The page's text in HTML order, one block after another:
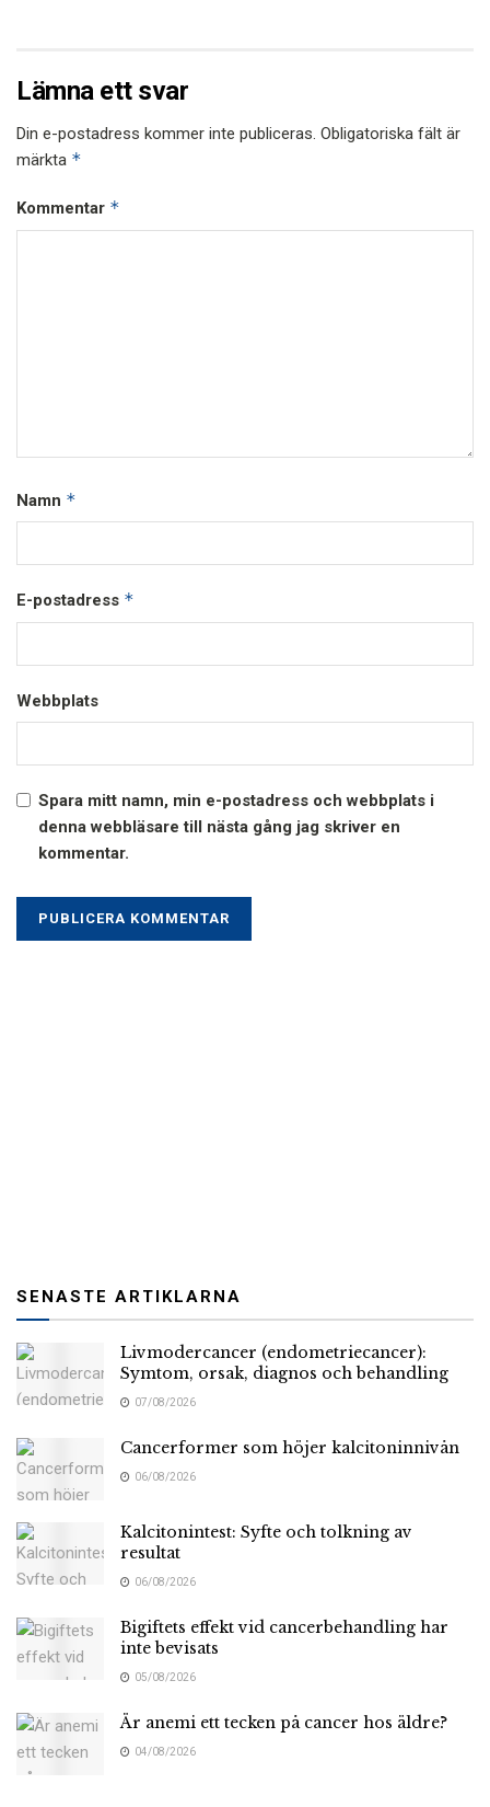
Lämna ett svar
Din e-postadress kommer inte publiceras. Obligatoriska fält är
märkta *
Kommentar *
Namn *
E-postadress *
Webbplats
Spara mitt namn, min e-postadress och webbplats i
denna webbläsare till nästa gång jag skriver en
kommentar.
SENASTE ARTIKLARNA
Livmodercancer (endometriecancer):
Symtom, orsak, diagnos och behandling
07/08/2026
Cancerformer som höjer kalcitoninnivån
06/08/2026
Kalcitonintest: Syfte och tolkning av
resultat
06/08/2026
Bigiftets effekt vid cancerbehandling har
inte bevisats
05/08/2026
Är anemi ett tecken på cancer hos äldre?
04/08/2026